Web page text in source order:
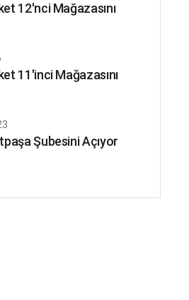
12'nci Mağazasını
11'inci Mağazasını
Şubesini Açıyor